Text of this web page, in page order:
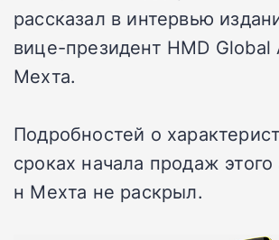
рассказал в интервью
вице-президент HMD
Мехта.
Подробностей о
сроках начала продаж этого
н Мехта не раскрыл.